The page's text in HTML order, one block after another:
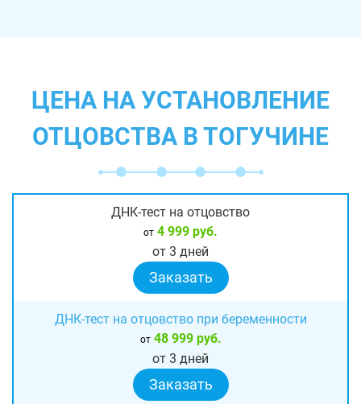
ЦЕНА НА УСТАНОВЛЕНИЕ
ОТЦОВСТВА В ТОГУЧИНЕ
ДНК-тест на отцовство
от 4 999 руб.
от 3 дней
Заказать
ДНК-тест на отцовство при беременности
от48 999 руб.
от 3 дней
Заказать